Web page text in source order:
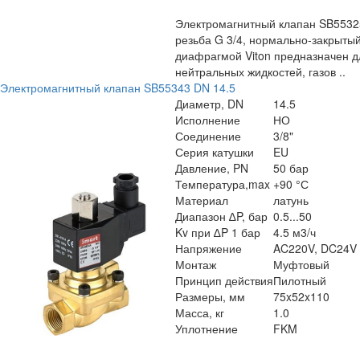
Электромагнитный клапан
резьба G 3/4, нормально-
диафрагмой Viton предназначен
нейтральных жидкостей, газов ..
Электромагнитный клапан SB55343 DN 14.5
Диаметр, DN
14.5
Исполнение
НО
Соединение
3/8"
Серия катушки
EU
Давление, PN
50 бар
Температура,max +90 °С
Материал
латунь
Диапазон ∆P, бар 0.5...50
Kv при ∆P 1 бар
4.5 м3/ч
Напряжение
AC220V, DC24V
Монтаж
Муфтовый
Принцип действияПилотный
Размеры, мм
75x52x110
Масса, кг
1.0
Уплотнение
FKM